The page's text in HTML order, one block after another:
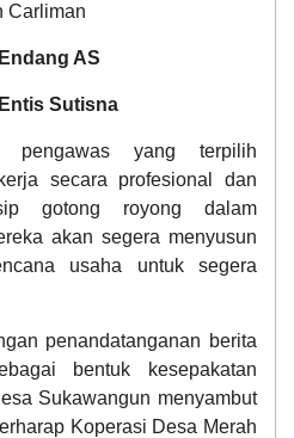
Carliman
Endang AS
Entis Sutisna
pengawas yang terpilih
secara profesional dan
gotong royong dalam
akan segera menyusun
usaha untuk segera
penandatanganan berita
bentuk kesepakatan
Sukawangun menyambut
Koperasi Desa Merah